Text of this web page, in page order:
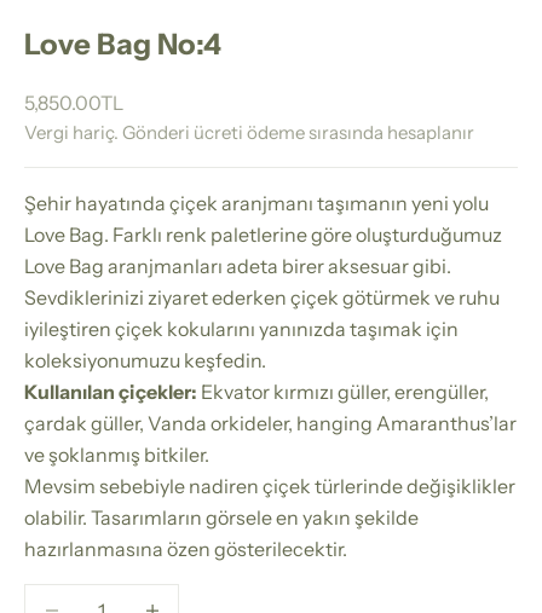
Love Bag No:4
İndirimli fiyat
5,850.00TL
Vergi hariç. Gönderi ücreti ödeme sırasında hesaplanır
Şehir hayatında çiçek aranjmanı taşımanın yeni yolu
Love Bag. Farklı renk paletlerine göre oluşturduğumuz
Love Bag aranjmanları adeta birer aksesuar gibi.
Sevdiklerinizi ziyaret ederken çiçek götürmek ve ruhu
iyileştiren çiçek kokularını yanınızda taşımak için
koleksiyonumuzu keşfedin.
Kullanılan çiçekler: Ekvator kırmızı güller, erengüller,
çardak güller, Vanda orkideler, hanging Amaranthus’lar
ve şoklanmış bitkiler.
Mevsim sebebiyle nadiren çiçek türlerinde değişiklikler
olabilir. Tasarımların görsele en yakın şekilde
hazırlanmasına özen gösterilecektir.
Miktarı azalt Miktarı azalt